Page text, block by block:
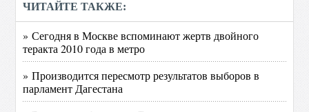
ЧИТАЙТЕ ТАКЖЕ:
» Сегодня в Москве вспоминают жертв двойного
теракта 2010 года в метро
» Производится пересмотр результатов выборов в
парламент Дагестана